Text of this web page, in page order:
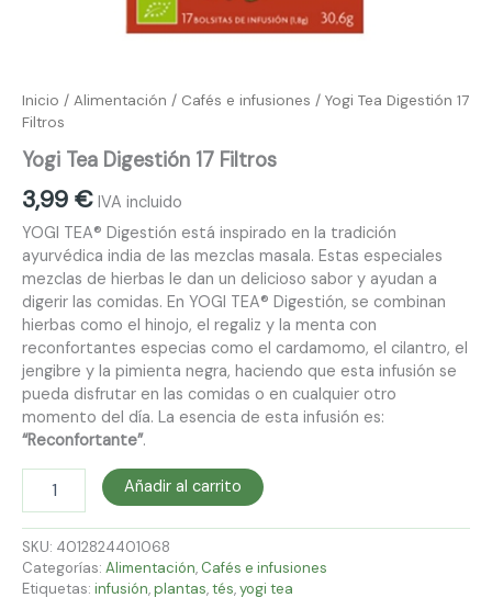
Inicio / Alimentación / Cafés e infusiones / Yogi Tea Digestión 17
Filtros
Yogi Tea Digestión 17 Filtros
3,99 € IVA incluido
YOGI TEA® Digestión está inspirado en la tradición
ayurvédica india de las mezclas masala. Estas especiales
mezclas de hierbas le dan un delicioso sabor y ayudan a
digerir las comidas. En YOGI TEA® Digestión, se combinan
hierbas como el hinojo, el regaliz y la menta con
reconfortantes especias como el cardamomo, el cilantro, el
jengibre y la pimienta negra, haciendo que esta infusión se
pueda disfrutar en las comidas o en cualquier otro
momento del día. La esencia de esta infusión es:
“Reconfortante”.
Añadir al carrito
SKU: 4012824401068
Categorías: Alimentación, Cafés e infusiones
Etiquetas: infusión,plantas,tés,yogi tea